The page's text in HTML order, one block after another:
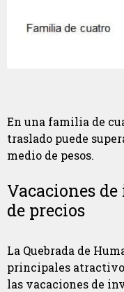
En una familia de
traslado puede
medio de pesos.
Vacaciones
de precios
La Quebrada de
principales
las vacaciones de